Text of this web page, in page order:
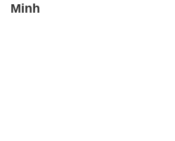
Minh